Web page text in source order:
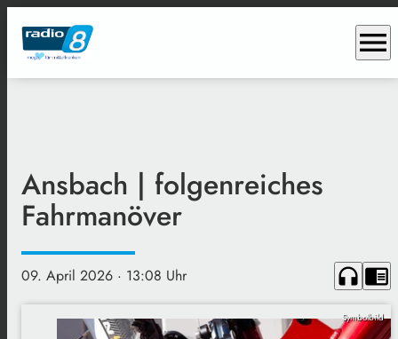
menu
Ansbach | folgenreiches
Fahrmanöver
09. April 2026 · 13:08 Uhr headphones chrome_reader_mode
Symbolbild